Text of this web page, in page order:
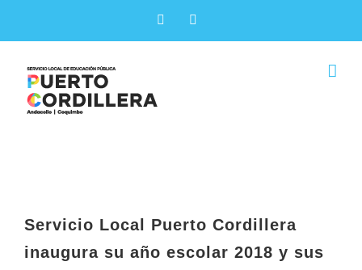
Facebook
Servicio Local Puerto Cordillera
inaugura su año escolar 2018 y sus